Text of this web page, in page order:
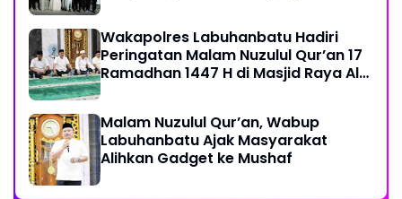
Wakapolres Labuhanbatu Hadiri
Peringatan Malam Nuzulul Qur’an 17
Ramadhan 1447 H di Masjid Raya Al-
Malam Nuzulul Qur’an, Wabup
Labuhanbatu Ajak Masyarakat
Alihkan Gadget ke Mushaf